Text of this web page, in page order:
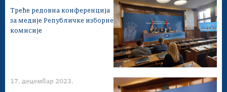
Треће редовна конференција
за медије Републичке изборне
комисије
17. децембар 2023.